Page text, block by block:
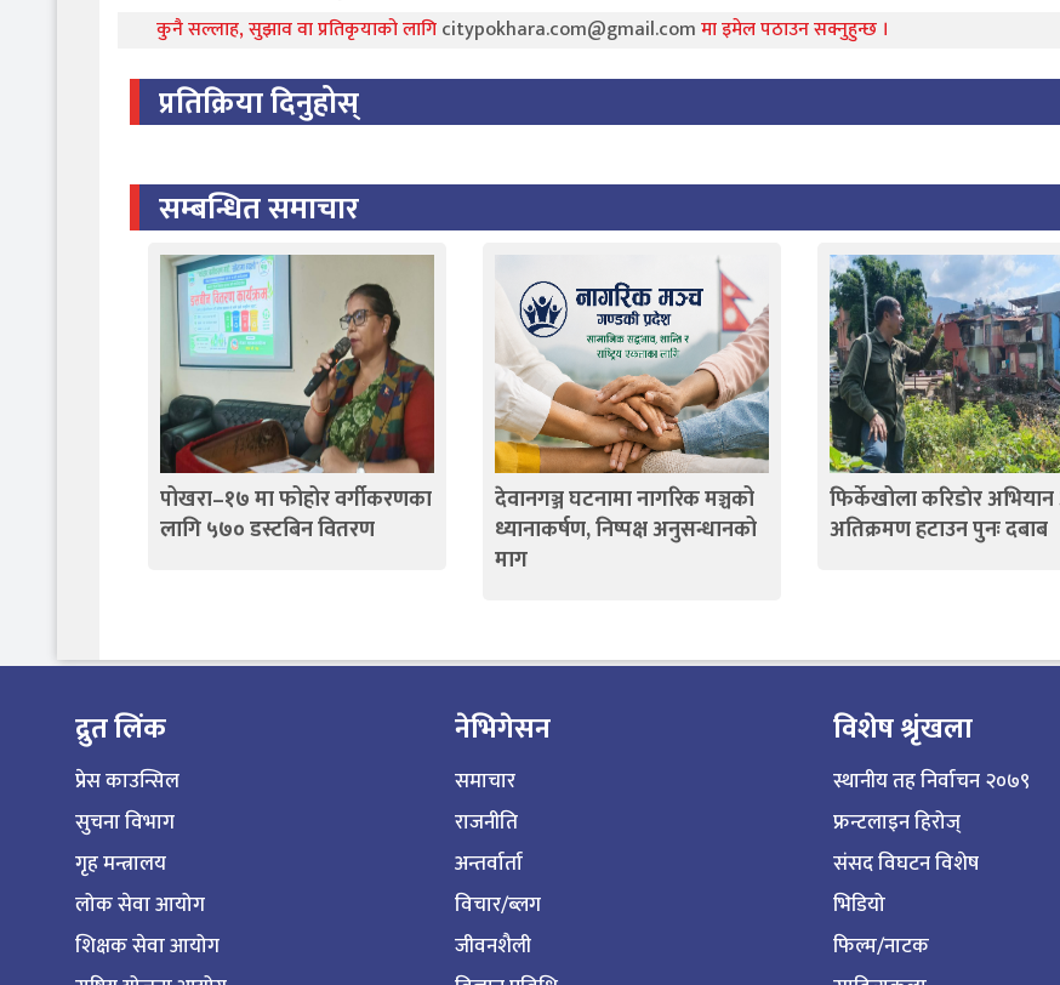
कुनै सल्लाह, सुझाव वा प्रतिकृयाको लागिcitypokhara.com@gmail.comमा इमेल पठाउन सक्नुहुन्छ ।
प्रतिक्रिया दिनुहोस्
सम्बन्धित समाचार
पोखरा–१७ मा फोहोर वर्गीकरणका
लागि ५७० डस्टबिन वितरण
देवानगञ्ज घटनामा नागरिक मञ्चको
ध्यानाकर्षण, निष्पक्ष अनुसन्धानको
माग
फिर्केखोला करिडाेर
अतिक्रमण हटाउन पुनः दबाब
द्रुत लिंक
प्रेस काउन्सिल
सुचना विभाग
गृह मन्त्रालय
लोक सेवा आयोग
शिक्षक सेवा आयोग
नेभिगेसन
समाचार
राजनीति
अन्तर्वार्ता
विचार/ब्लग
जीवनशैली
विशेष श्रृंखला
स्थानीय तह निर्वाचन २०७९
फ्रन्टलाइन हिरोज्
संसद विघटन विशेष
भिडियो
फिल्म/नाटक